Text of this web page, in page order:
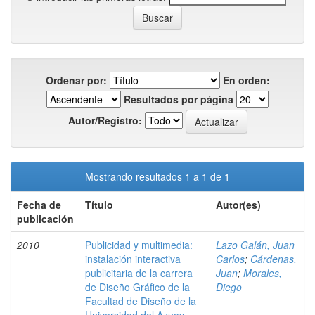
Ordenar por:
En orden:
Resultados por página
Autor/Registro:
Mostrando resultados 1 a 1 de 1
Fecha de
publicación
Título Autor(es)
2010
Publicidad y multimedia:
instalación interactiva
publicitaria de la carrera
de Diseño Gráfico de la
Facultad de Diseño de la
Lazo Galán, Juan
Carlos; Cárdenas,
Juan; Morales,
Diego